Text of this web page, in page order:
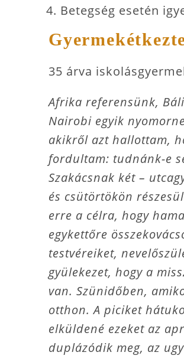
Betegség esetén
35 árva
Afrika referensünk,
Nairobi egyik
akikről azt hallottam,
fordultam: tudnánk-e
Szakácsnak két –
és csütörtökön
erre a célra, hogy
egykettőre
testvéreiket,
gyülekezet, hogy a
van. Szünidőben,
otthon. A piciket
elküldené ezeket az
duplázódik meg, az